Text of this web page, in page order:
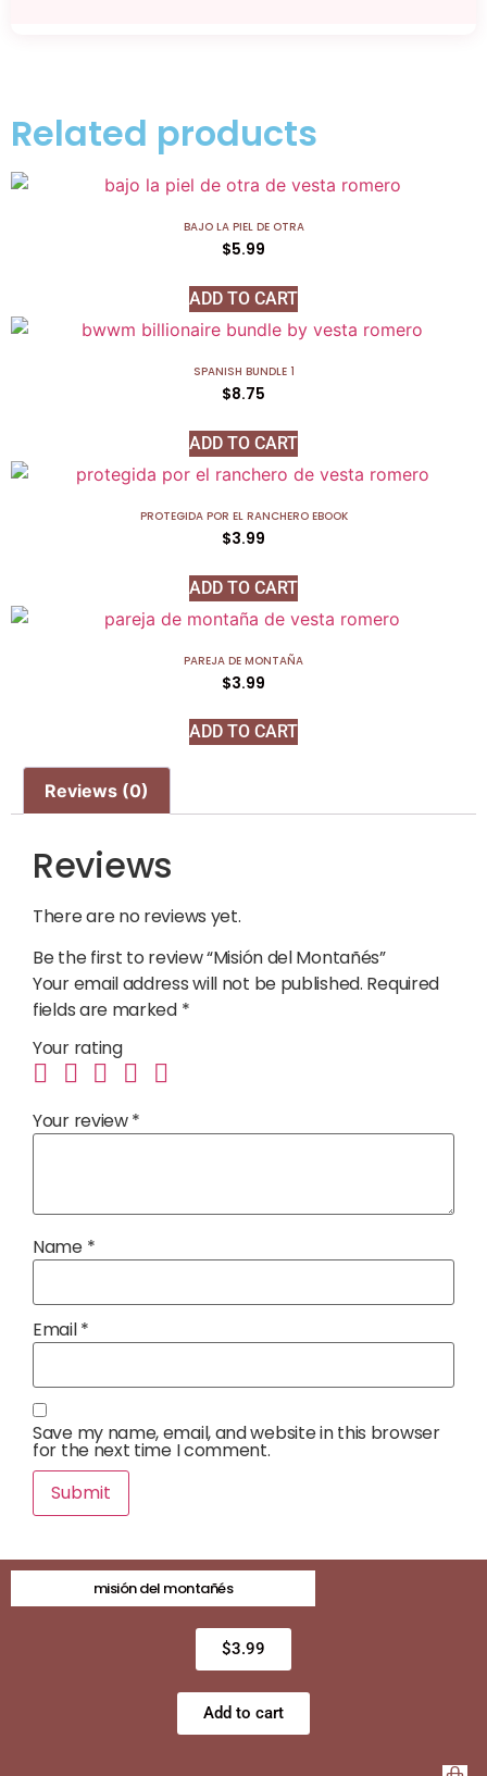
Related products
BAJO LA PIEL DE OTRA
$5.99
ADD TO CART
SPANISH BUNDLE 1
$8.75
ADD TO CART
PROTEGIDA POR EL RANCHERO EBOOK
$3.99
ADD TO CART
PAREJA DE MONTAÑA
$3.99
ADD TO CART
Reviews (0)
Reviews
There are no reviews yet.
Be the first to review “Misión del Montañés”
Your email address will not be published. Required
fields are marked *
Your rating
Your review*
Name *
Email*
Save my name, email, and website in this browser
for the next time I comment.
misión del montañés
$3.99
Add to cart